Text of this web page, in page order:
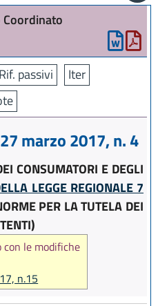
Rif. passivi
Iter
27 marzo 2017, n. 4
CONSUMATORI E DEGLI
LEGGE REGIONALE 7
PER LA TUTELA DEI
con le modifiche
n.15